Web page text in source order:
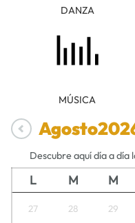
DANZA
MÚSICA
Agosto
Descubre aquí día a
L M M
27 28 29